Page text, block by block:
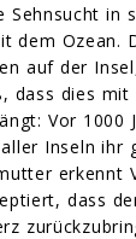
Sehnsucht in
dem Ozean.
auf der
dass dies mit
Vor 1000
Inseln ihr
erkennt
dass